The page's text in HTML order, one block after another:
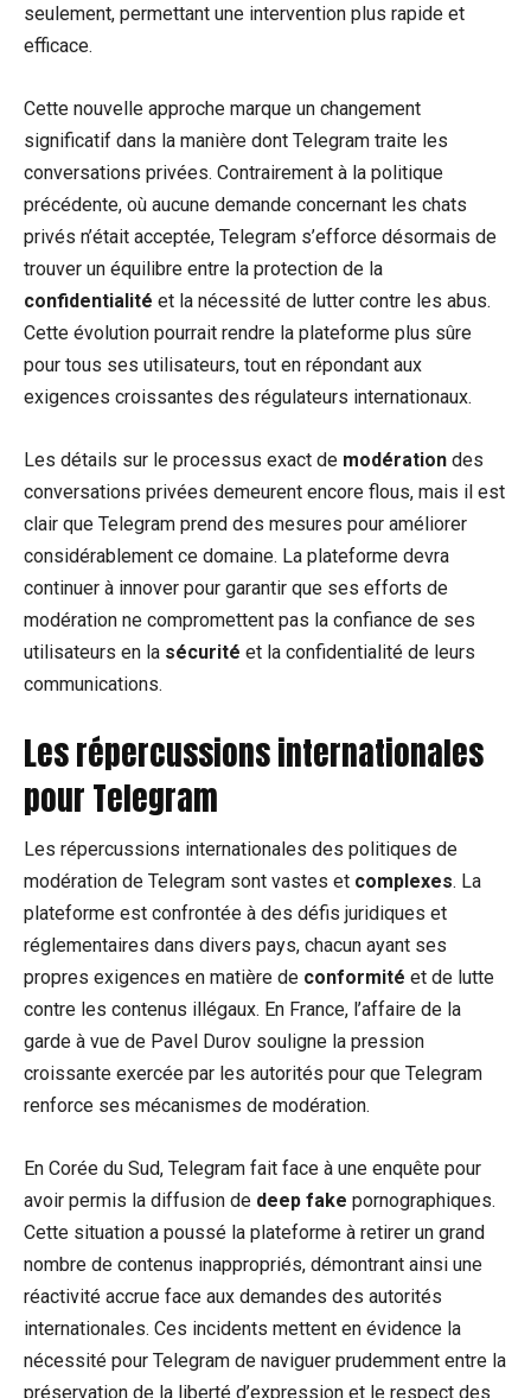
seulement, permettant une intervention plus rapide et
efficace.
Cette nouvelle approche marque un changement
significatif dans la manière dont Telegram traite les
conversations privées. Contrairement à la politique
précédente, où aucune demande concernant les chats
privés n’était acceptée, Telegram s’efforce désormais de
trouver un équilibre entre la protection de la
confidentialité et la nécessité de lutter contre les abus.
Cette évolution pourrait rendre la plateforme plus sûre
pour tous ses utilisateurs, tout en répondant aux
exigences croissantes des régulateurs internationaux.
Les détails sur le processus exact de modération des
conversations privées demeurent encore flous, mais il est
clair que Telegram prend des mesures pour améliorer
considérablement ce domaine. La plateforme devra
continuer à innover pour garantir que ses efforts de
modération ne compromettent pas la confiance de ses
utilisateurs en la sécurité et la confidentialité de leurs
communications.
Les répercussions internationales
pour Telegram
Les répercussions internationales des politiques de
modération de Telegram sont vastes et complexes. La
plateforme est confrontée à des défis juridiques et
réglementaires dans divers pays, chacun ayant ses
propres exigences en matière de conformité et de lutte
contre les contenus illégaux. En France, l’affaire de la
garde à vue de Pavel Durov souligne la pression
croissante exercée par les autorités pour que Telegram
renforce ses mécanismes de modération.
En Corée du Sud, Telegram fait face à une enquête pour
avoir permis la diffusion de deep fake pornographiques.
Cette situation a poussé la plateforme à retirer un grand
nombre de contenus inappropriés, démontrant ainsi une
réactivité accrue face aux demandes des autorités
internationales. Ces incidents mettent en évidence la
nécessité pour Telegram de naviguer prudemment entre la
préservation de la liberté d’expression et le respect des